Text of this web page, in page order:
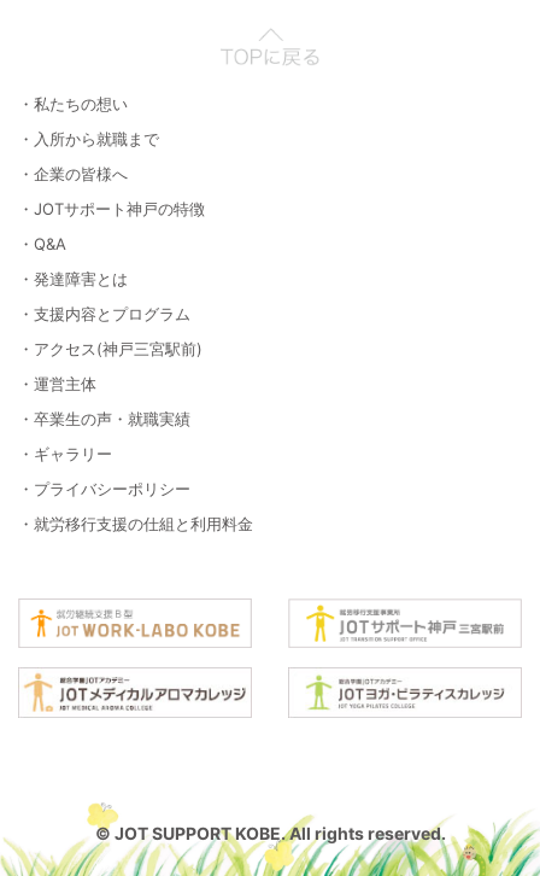
・私たちの想い
・入所から就職まで
・企業の皆様へ
・JOTサポート神戸の特徴
・Q&A
・発達障害とは
・支援内容とプログラム
・アクセス(神戸三宮駅前)
・運営主体
・卒業生の声・就職実績
・ギャラリー
・プライバシーポリシー
・就労移行支援の仕組と利用料金
© JOT SUPPORT KOBE. All rights reserved.